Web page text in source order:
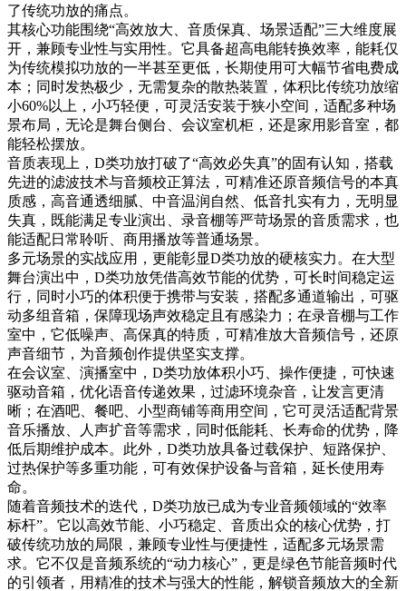
了传统功放的痛点。
其核心功能围绕“高效放大、音质保真、场景适配”三大维度展
开，兼顾专业性与实用性。它具备超高电能转换效率，能耗仅
为传统模拟功放的一半甚至更低，长期使用可大幅节省电费成
本；同时发热极少，无需复杂的散热装置，体积比传统功放缩
小60%以上，小巧轻便，可灵活安装于狭小空间，适配多种场
景布局，无论是舞台侧台、会议室机柜，还是家用影音室，都
能轻松摆放。
音质表现上，D类功放打破了“高效必失真”的固有认知，搭载
先进的滤波技术与音频校正算法，可精准还原音频信号的本真
质感，高音通透细腻、中音温润自然、低音扎实有力，无明显
失真，既能满足专业演出、录音棚等严苛场景的音质需求，也
能适配日常聆听、商用播放等普通场景。
多元场景的实战应用，更能彰显D类功放的硬核实力。在大型
舞台演出中，D类功放凭借高效节能的优势，可长时间稳定运
行，同时小巧的体积便于携带与安装，搭配多通道输出，可驱
动多组音箱，保障现场声效稳定且有感染力；在录音棚与工作
室中，它低噪声、高保真的特质，可精准放大音频信号，还原
声音细节，为音频创作提供坚实支撑。
在会议室、演播室中，D类功放体积小巧、操作便捷，可快速
驱动音箱，优化语音传递效果，过滤环境杂音，让发言更清
晰；在酒吧、餐吧、小型商铺等商用空间，它可灵活适配背景
音乐播放、人声扩音等需求，同时低能耗、长寿命的优势，降
低后期维护成本。此外，D类功放具备过载保护、短路保护、
过热保护等多重功能，可有效保护设备与音箱，延长使用寿
命。
随着音频技术的迭代，D类功放已成为专业音频领域的“效率
标杆”。它以高效节能、小巧稳定、音质出众的核心优势，打
破传统功放的局限，兼顾专业性与便捷性，适配多元场景需
求。它不仅是音频系统的“动力核心”，更是绿色节能音频时代
的引领者，用精准的技术与强大的性能，解锁音频放大的全新